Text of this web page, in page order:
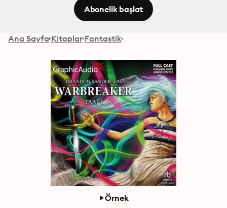
Abonelik başlat
Ana Sayfa Kitaplar Fantastik
Örnek